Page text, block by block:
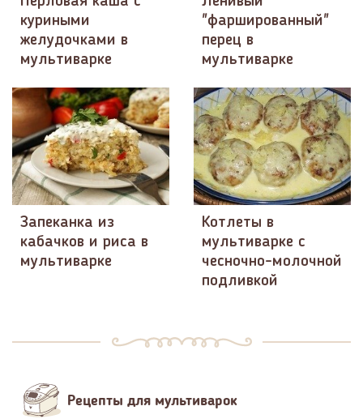
куриными
желудочками в
мультиварке
"фаршированный"
перец в
мультиварке
Запеканка из
кабачков и риса в
мультиварке
Котлеты в
мультиварке с
чесночно-молочной
подливкой
Рецепты для мультиварок